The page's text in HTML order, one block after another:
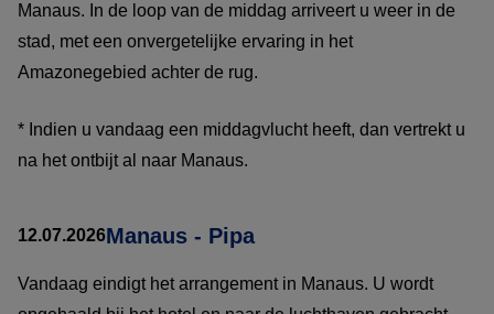
Manaus. In de loop van de middag arriveert u weer in de
stad, met een onvergetelijke ervaring in het
Amazonegebied achter de rug.
* Indien u vandaag een middagvlucht heeft, dan vertrekt u
na het ontbijt al naar Manaus.
12.07.2026Manaus - Pipa
Vandaag eindigt het arrangement in Manaus. U wordt